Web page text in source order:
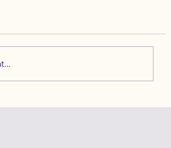
хурд наадамд